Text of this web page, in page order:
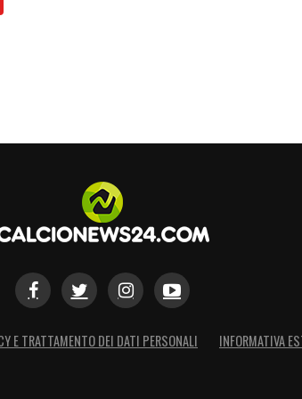
E TRATTAMENTO DEI DATI PERSONALI INFORMATIVA